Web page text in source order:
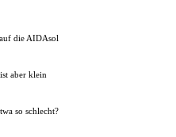
die AIDAsol
aber klein
so schlecht?